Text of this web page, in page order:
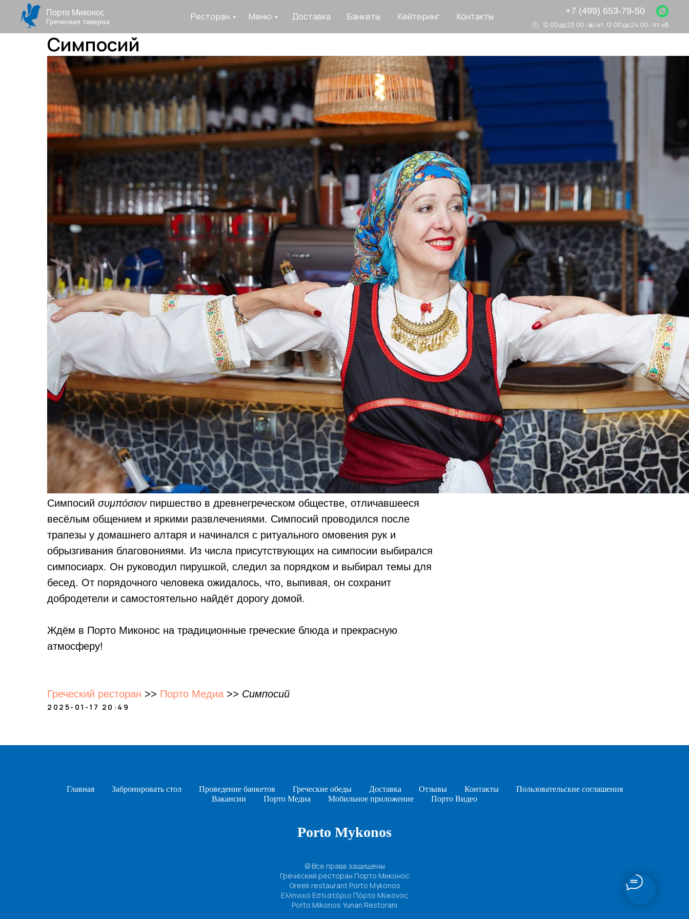
Греческая таверна
Порто Миконос
12:00 до 23:00 - вс-чт, 12:00 до 24:00 - пт-сб
+7 (499) 653-79-50
Ресторан Меню Доставка Банкеты Контакты
Кейтеринг
Симпосий
Симпосий συμπόσιον пиршество в древнегреческом обществе, отличавшееся
весёлым общением и яркими развлечениями. Симпосий проводился после
трапезы у домашнего алтаря и начинался с ритуального омовения рук и
обрызгивания благовониями. Из числа присутствующих на симпосии выбирался
симпосиарх. Он руководил пирушкой, следил за порядком и выбирал темы для
бесед. От порядочного человека ожидалось, что, выпивая, он сохранит
добродетели и самостоятельно найдёт дорогу домой.
Ждём в Порто Миконос на традиционные греческие блюда и прекрасную
атмосферу!
Греческий ресторан >> Порто Медиа >> Симпосий
2025-01-17 20:49
Главная Забронировать стол Проведение банкетов Греческие обеды Доставка Отзывы Контакты
Пользовательские соглашения
Вакансии
Порто Медиа Мобильное приложение Порто Видео
Porto Mykonos
© Все права защищены
Греческий ресторан Порто Миконос
Greek restaurant Porto Mykonos
Ελληνικό Εστιατόριο Πόρτο Μύκονος
Porto Mikonos Yunan Restoranı